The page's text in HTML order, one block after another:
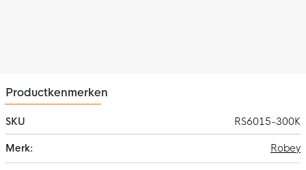
Productkenmerken
SKU
RS6015-300K
informatie
Robey